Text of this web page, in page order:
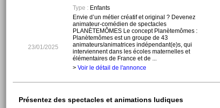
23/01/2025
Type :Enfants
Envie d’un métier créatif et original ? Devenez
animateur-comédien de spectacles
PLANÈTEMÔMES Le concept Planètemômes :
Planètemômes est un groupe de 43
animateurs/animatrices indépendant(e)s, qui
interviennent dans les écoles maternelles et
élémentaires de France et de ...
> Voir le détail de l'annonce
Présentez des spectacles et animations ludiques